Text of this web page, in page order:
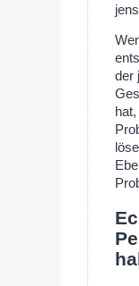
der